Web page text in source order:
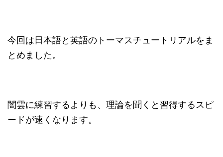
今回は日本語と英語のトーマスチュートリアルをま
とめました。
闇雲に練習するよりも、理論を聞くと習得するスピ
ードが速くなります。